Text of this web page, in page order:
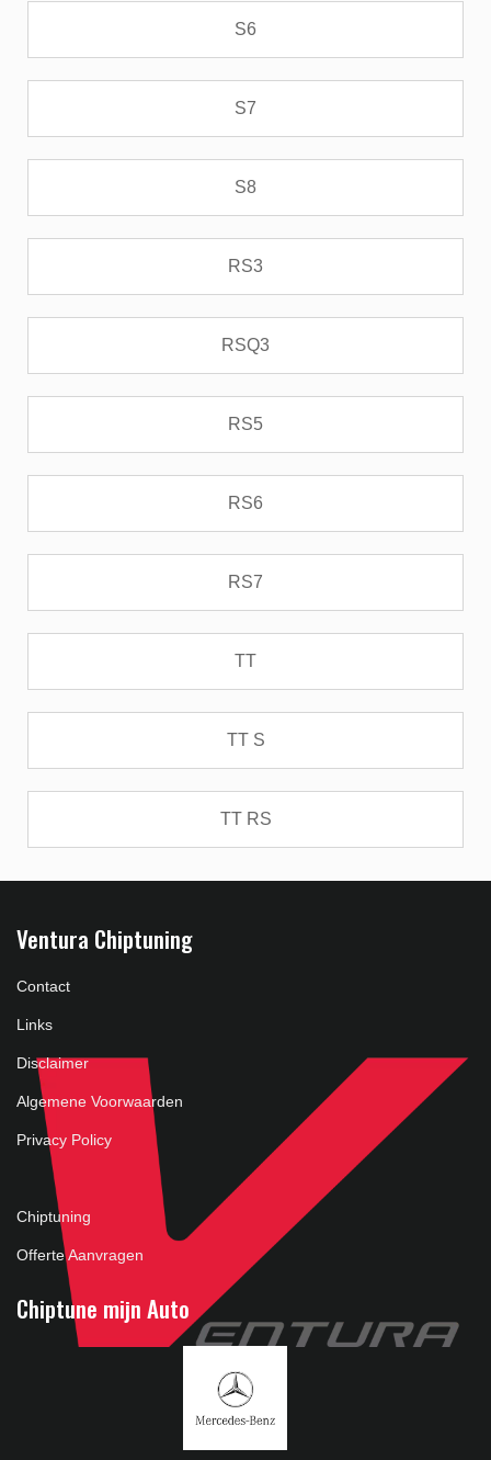
S6
S7
S8
RS3
RSQ3
RS5
RS6
RS7
TT
TT S
TT RS
Ventura Chiptuning
Contact
Links
Disclaimer
Algemene Voorwaarden
Privacy Policy
Chiptuning
Offerte Aanvragen
Chiptune mijn Auto